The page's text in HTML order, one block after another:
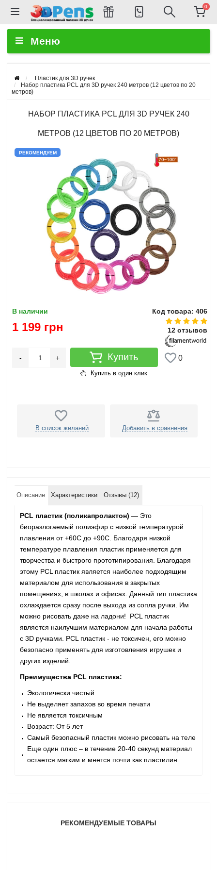
0
Меню
Пластик для 3D ручек
Набор пластика PCL для 3D ручек 240 метров (12 цветов по 20
метров)
НАБОР ПЛАСТИКА PCL ДЛЯ 3D РУЧЕК 240
МЕТРОВ (12 ЦВЕТОВ ПО 20 МЕТРОВ)
РЕКОМЕНДУЕМ
В наличии Код товара: 406
12 отзывов
1 199 грн
+
- Купить
Купить в один клик
0
В список желаний Добавить в сравнения
Описание Характеристики Отзывы (12)
PCL пластик (поликапролактон) — Это
биоразлогаемый полиэфир с низкой температурой
плавления от +60C до +90C. Благодаря низкой
температуре плавления пластик применяется для
творчества и быстрого прототипирования. Благодаря
этому PCL пластик является наиболее подходящим
материалом для использования в закрытых
помещениях, в школах и офисах. Данный тип пластика
охлаждается сразу после выхода из сопла ручки. Им
можно рисовать даже на ладони! PCL пластик
является наилучшим материалом для начала работы
с 3D ручками. PCL пластик - не токсичен, его можно
безопасно применять для изготовления игрушек и
других изделий.
Преимущества PCL пластика:
Экологически чистый
Не выделяет запахов во время печати
Не является токсичным
Возраст: От 5 лет
Самый безопасный пластик можно рисовать на теле
Еще один плюс – в течение 20-40 секунд материал
остается мягким и мнется почти как пластилин.
РЕКОМЕНДУЕМЫЕ ТОВАРЫ